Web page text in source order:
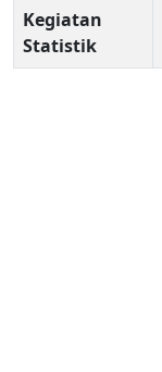
Kegiatan
Statistik